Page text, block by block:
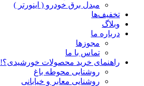
مبدل برق خودرو ( اینورتر )
تخفیف‌ها
وبلاگ
درباره ما
مجوزها
تماس با ما
راهنمای خرید محصولات خورشیدی؟!
روشنایی محوطه باغ
روشنایی معابر و خیابانی